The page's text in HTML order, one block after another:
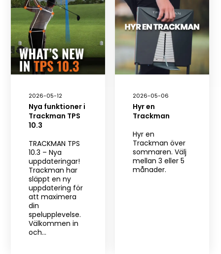
2026-05-12
Nya funktioner i
Trackman TPS
10.3
TRACKMAN TPS
10.3 – Nya
uppdateringar!
Trackman har
släppt en ny
uppdatering för
att maximera
din
spelupplevelse.
Välkommen in
och…
2026-05-06
Hyr en
Trackman
Hyr en
Trackman över
sommaren. Välj
mellan 3 eller 5
månader.